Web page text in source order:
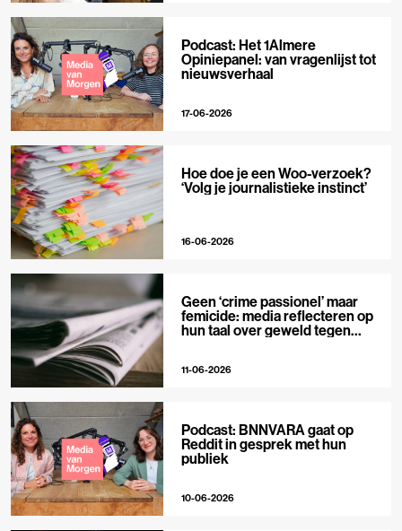
Podcast: Het 1Almere
Opiniepanel: van vragenlijst tot
nieuwsverhaal
17-06-2026
Hoe doe je een Woo-verzoek?
‘Volg je journalistieke instinct’
16-06-2026
Geen ‘crime passionel’ maar
femicide: media reflecteren op
hun taal over geweld tegen
11-06-2026
Podcast: BNNVARA gaat op
Reddit in gesprek met hun
publiek
10-06-2026